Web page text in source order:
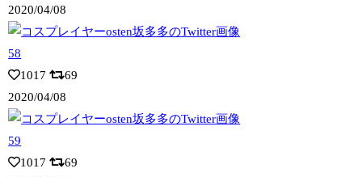
2020/04/08
1017
69
2020/04/08
1017
69